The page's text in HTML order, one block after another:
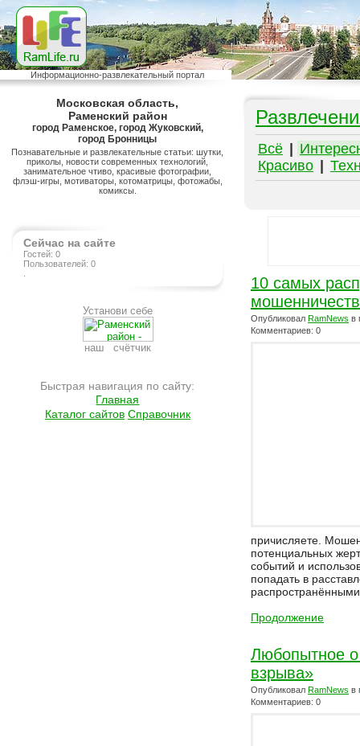
Информационно-развлекательный портал
Московская область,
Раменский район
город Раменское, город Жуковский,
город Бронницы
Познавательные и развлекательные статьи: шутки,
приколы, новости современных технологий,
занимательное чтиво, красивые фотографии,
флэш-игры, мотиваторы, котоматрицы, фотожабы,
комиксы.
Сейчас на сайте
Гостей: 0
Пользователей: 0
Установи себе
наш счётчик
Быстрая навигация по сайту:
Главная
Каталог сайтов Справочник
Всё
Красиво
10 самых
Опубликовал RamNews в
Комментариев: 0
причисляете.
потенциальных
событий и
попадать в
Продолжение
Любопытное
взрыва»
Опубликовал RamNews в
Комментариев: 0